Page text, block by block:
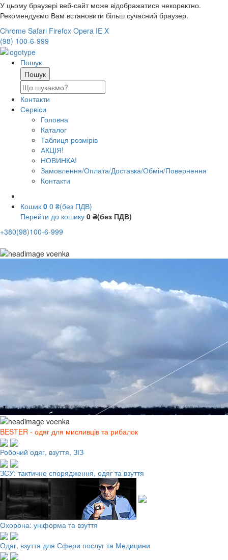
У цьому браузері веб-сайт може відображатися некоректно.
Рекомендуємо Вам встановити більш сучасний браузер.
Chrome Safari Firefox Opera IE X
(98) 100-6-999
Пошук
Контакти
Сервіси
Головна
Каталог
Таблиця розмірів
АКЦІЯ!
НОВИНКА!
Замовлення/Оплата/Доставка/Обмін/Повернення
Контакти
Кошик 0 0 ₴(без ПДВ)
Перейти до кошику 0 ₴(без ПДВ)
+380(98)100-6-999
BESTER - одяг для мисливців та рибалок
Робочий одяг, взуття, ЗІЗ
ЗСУ: тактичне спорядження, одяг та взуття
Охорона: уніформа та взуття
Одяг, взуття для Сфери послуг та Медицини